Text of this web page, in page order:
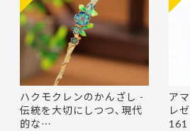
ハクモクレンのかんざし -
伝統を大切にしつつ、現代
的な…
ア
レ
161